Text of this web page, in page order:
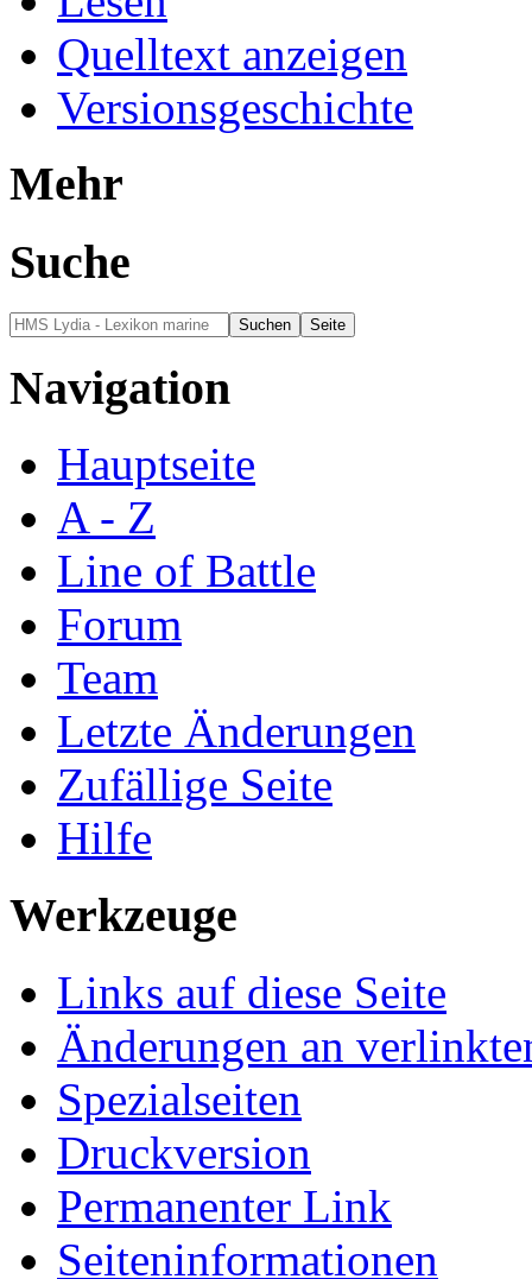
Quelltext anzeigen
Versionsgeschichte
Mehr
Suche
Navigation
Hauptseite
A - Z
Line of Battle
Forum
Team
Letzte Änderungen
Zufällige Seite
Hilfe
Werkzeuge
Links auf diese Seite
Änderungen an
Spezialseiten
Druckversion
Permanenter Link
Seiten­informationen